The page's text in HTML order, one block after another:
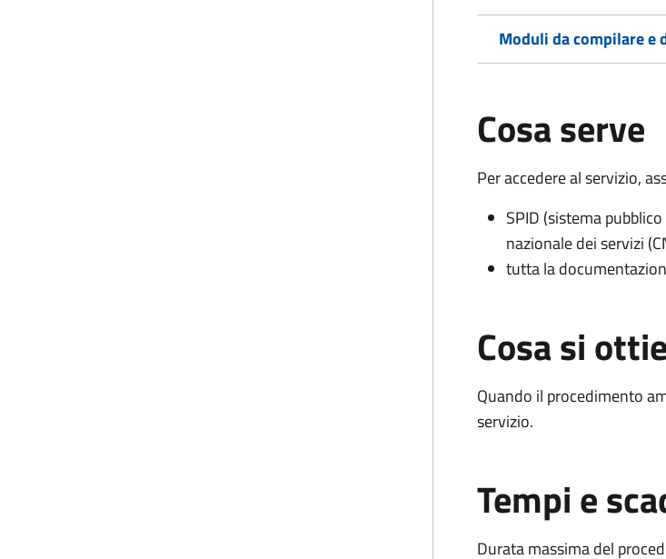
Moduli da compilare e
Cosa serve
Per accedere al servizio,
SPID (sistema
nazionale dei servizi
tutta la
Cosa si
Quando il procedimento
servizio.
Tempi e
Durata massima del